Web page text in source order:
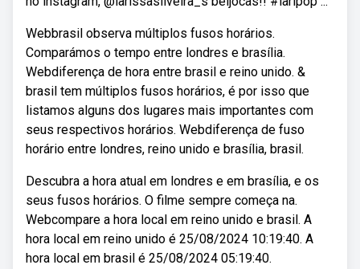
Webbrasil observa múltiplos fusos horários.
Comparámos o tempo entre londres e brasília.
Webdiferença de hora entre brasil e reino unido. &
brasil tem múltiplos fusos horários, é por isso que
listamos alguns dos lugares mais importantes com
seus respectivos horários. Webdiferença de fuso
horário entre londres, reino unido e brasília, brasil.
Descubra a hora atual em londres e em brasília, e os
seus fusos horários. O filme sempre começa na.
Webcompare a hora local em reino unido e brasil. A
hora local em reino unido é 25/08/2024 10:19:40. A
hora local em brasil é 25/08/2024 05:19:40.